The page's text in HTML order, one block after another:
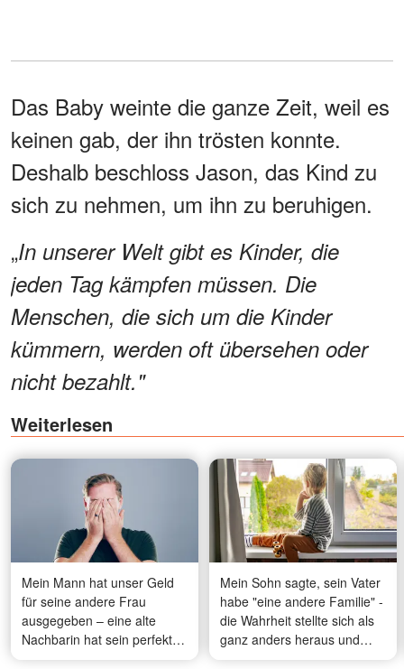
Das Baby weinte die ganze Zeit, weil es
keinen gab, der ihn trösten konnte.
Deshalb beschloss Jason, das Kind zu
sich zu nehmen, um ihn zu beruhigen.
„In unserer Welt gibt es Kinder, die
jeden Tag kämpfen müssen. Die
Menschen, die sich um die Kinder
kümmern, werden oft übersehen oder
nicht bezahlt."
Weiterlesen
Mein Mann hat unser Geld
für seine andere Frau
ausgegeben – eine alte
Nachbarin hat sein perfektes
Image in einer Nacht ruiniert
Mein Sohn sagte, sein Vater
habe "eine andere Familie" -
die Wahrheit stellte sich als
ganz anders heraus und
brachte uns näher